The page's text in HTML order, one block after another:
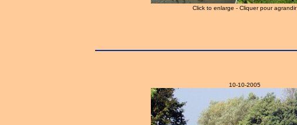
Click to enlarge - Cliquer pour agrandir
10-10-2005